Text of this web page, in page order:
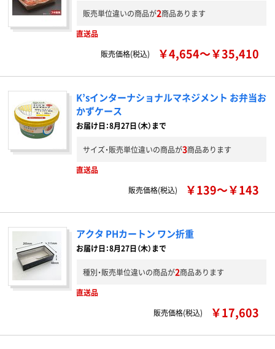
販売単位違いの商品が2商品あります
直送品
販売価格(税込)
￥4,654～￥35,410
K’sインターナショナルマネジメント お弁当お
かずケース
お届け日：8月27日（木）まで
サイズ・販売単位違いの商品が3商品あります
直送品
販売価格(税込)
￥139～￥143
アクタ PHカートン ワン折重
お届け日：8月27日（木）まで
種別・販売単位違いの商品が2商品あります
直送品
販売価格(税込)
￥17,603